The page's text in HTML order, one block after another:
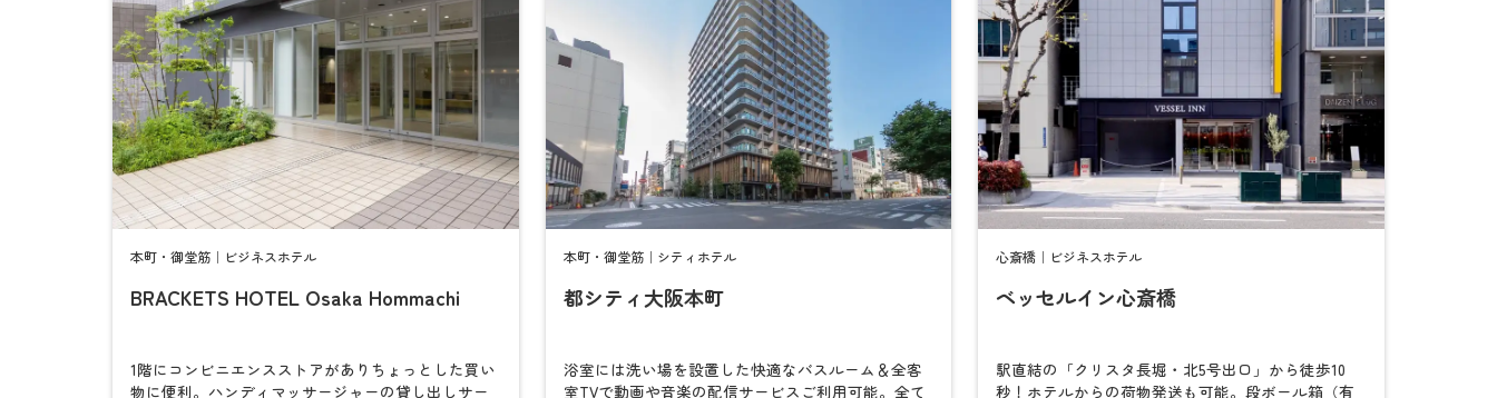
本町・御堂筋｜ビジネスホテル
BRACKETS HOTEL Osaka Hommachi
1階にコンビニエンスストアがありちょっとした買い
物に便利。ハンディマッサージャーの貸し出しサー
本町・御堂筋｜シティホテル
都シティ大阪本町
浴室には洗い場を設置した快適なバスルーム＆全客
室TVで動画や音楽の配信サービスご利用可能。全て
心斎橋｜ビジネスホテル
ベッセルイン心斎橋
駅直結の「クリスタ長堀・北5号出口」から徒歩10
秒！ホテルからの荷物発送も可能。段ボール箱（有